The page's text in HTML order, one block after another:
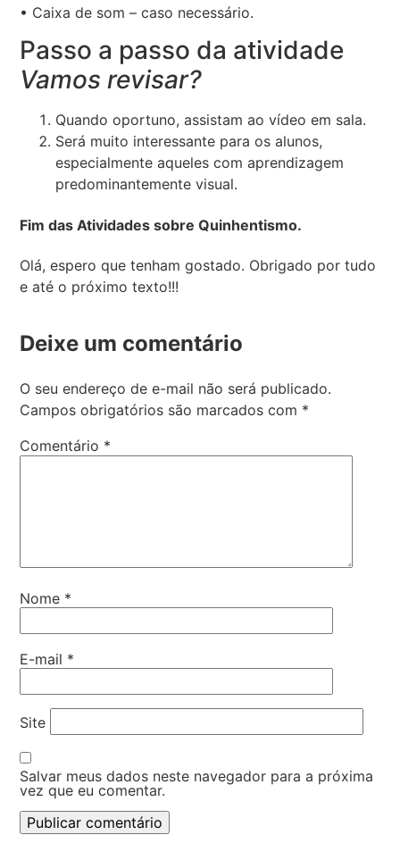
• Caixa de som – caso necessário.
Passo a passo da atividade
Vamos revisar?
Quando oportuno, assistam ao vídeo em sala.
Será muito interessante para os alunos,
especialmente aqueles com aprendizagem
predominantemente visual.
Fim das Atividades sobre Quinhentismo.
Olá, espero que tenham gostado. Obrigado por tudo
e até o próximo texto!!!
Deixe um comentário
O seu endereço de e-mail não será publicado.
Campos obrigatórios são marcados com *
Comentário *
Nome *
E-mail *
Site
Salvar meus dados neste navegador para a próxima
vez que eu comentar.